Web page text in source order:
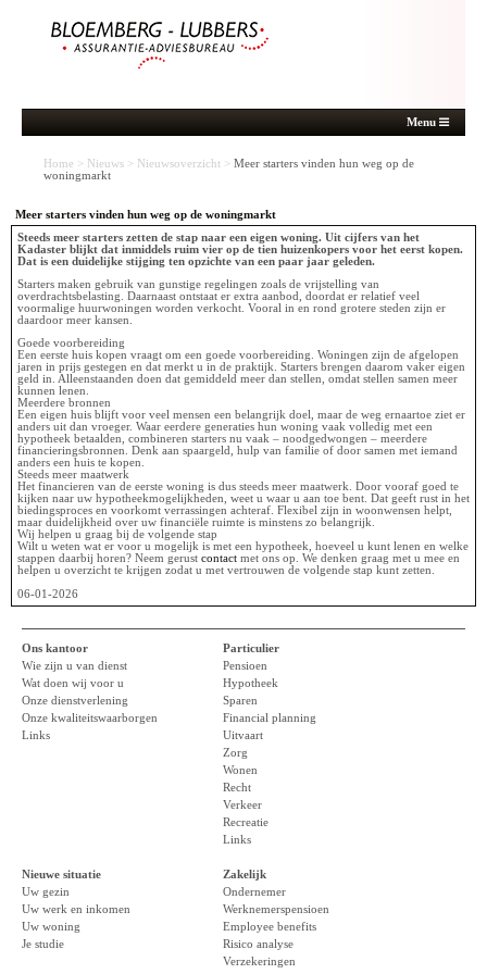
Menu
Home > Nieuws > Nieuwsoverzicht > Meer starters vinden hun weg op de
woningmarkt
Meer starters vinden hun weg op de woningmarkt
Steeds meer starters zetten de stap naar een eigen woning. Uit cijfers van het
Kadaster blijkt dat inmiddels ruim vier op de tien huizenkopers voor het eerst kopen.
Dat is een duidelijke stijging ten opzichte van een paar jaar geleden.
Starters maken gebruik van gunstige regelingen zoals de vrijstelling van
overdrachtsbelasting. Daarnaast ontstaat er extra aanbod, doordat er relatief veel
voormalige huurwoningen worden verkocht. Vooral in en rond grotere steden zijn er
daardoor meer kansen.
Goede voorbereiding
Een eerste huis kopen vraagt om een goede voorbereiding. Woningen zijn de afgelopen
jaren in prijs gestegen en dat merkt u in de praktijk. Starters brengen daarom vaker eigen
geld in. Alleenstaanden doen dat gemiddeld meer dan stellen, omdat stellen samen meer
kunnen lenen.
Meerdere bronnen
Een eigen huis blijft voor veel mensen een belangrijk doel, maar de weg ernaartoe ziet er
anders uit dan vroeger. Waar eerdere generaties hun woning vaak volledig met een
hypotheek betaalden, combineren starters nu vaak – noodgedwongen – meerdere
financieringsbronnen. Denk aan spaargeld, hulp van familie of door samen met iemand
anders een huis te kopen.
Steeds meer maatwerk
Het financieren van de eerste woning is dus steeds meer maatwerk. Door vooraf goed te
kijken naar uw hypotheekmogelijkheden, weet u waar u aan toe bent. Dat geeft rust in het
biedingsproces en voorkomt verrassingen achteraf. Flexibel zijn in woonwensen helpt,
maar duidelijkheid over uw financiële ruimte is minstens zo belangrijk.
Wij helpen u graag bij de volgende stap
Wilt u weten wat er voor u mogelijk is met een hypotheek, hoeveel u kunt lenen en welke
stappen daarbij horen? Neem gerust contact met ons op. We denken graag met u mee en
helpen u overzicht te krijgen zodat u met vertrouwen de volgende stap kunt zetten.
06-01-2026
Ons kantoor
Wie zijn u van dienst
Wat doen wij voor u
Onze dienstverlening
Onze kwaliteitswaarborgen
Links
Particulier
Pensioen
Hypotheek
Sparen
Financial planning
Uitvaart
Zorg
Wonen
Recht
Verkeer
Recreatie
Links
Nieuwe situatie
Uw gezin
Uw werk en inkomen
Uw woning
Je studie
Zakelijk
Ondernemer
Werknemerspensioen
Employee benefits
Risico analyse
Verzekeringen